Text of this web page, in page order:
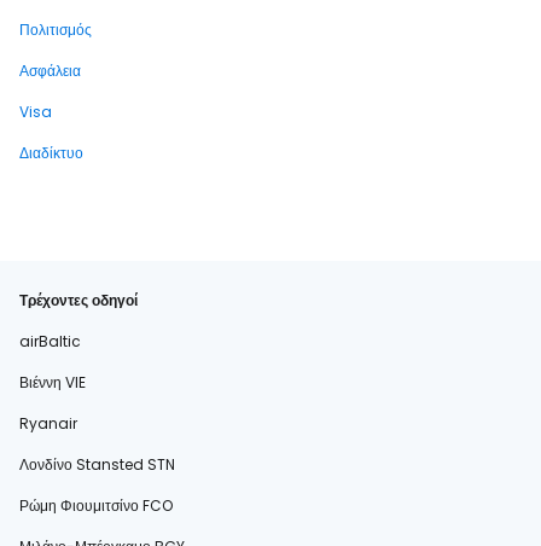
Πολιτισμός
Ασφάλεια
Visa
Διαδίκτυο
Τρέχοντες οδηγοί
airBaltic
Βιέννη VIE
Ryanair
Λονδίνο Stansted STN
Ρώμη Φιουμιτσίνο FCO